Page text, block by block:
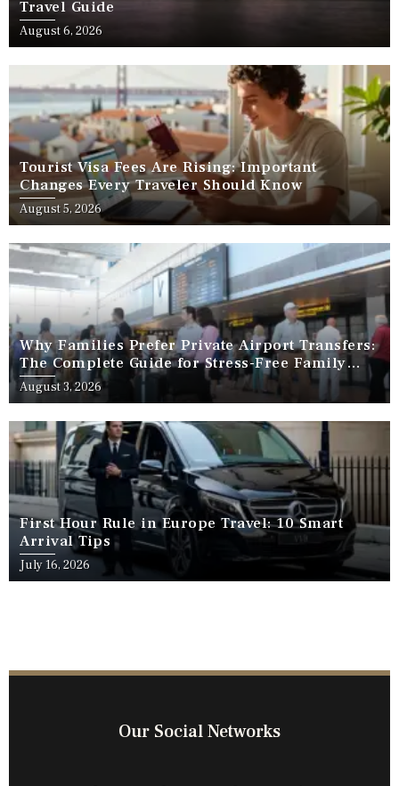
Travel Guide
August 6, 2026
Tourist Visa Fees Are Rising: Important
Changes Every Traveler Should Know
August 5, 2026
Why Families Prefer Private Airport Transfers:
The Complete Guide for Stress-Free Family
Travel
August 3, 2026
First Hour Rule in Europe Travel: 10 Smart
Arrival Tips
July 16, 2026
Our Social Networks